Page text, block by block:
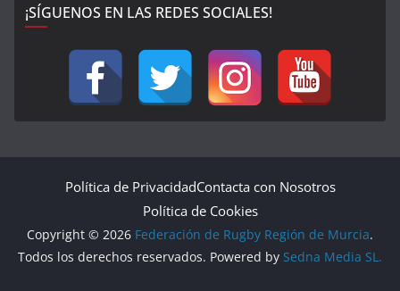
¡SÍGUENOS EN LAS REDES SOCIALES!
Política de PrivacidadContacta con Nosotros
Política de Cookies
Copyright © 2026 Federación de Rugby Región de Murcia.
Todos los derechos reservados. Powered by Sedna Media SL.